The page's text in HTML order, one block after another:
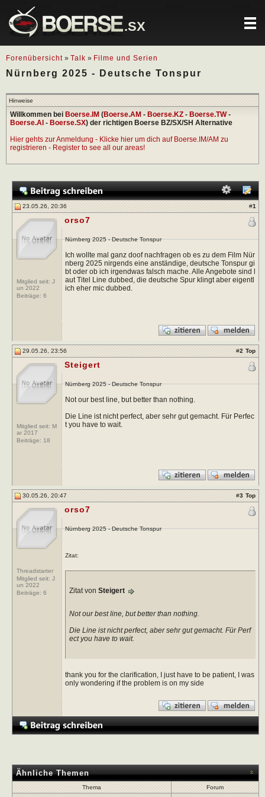
.SX
Forenübersicht » Talk » Filme und Serien
Nürnberg 2025 - Deutsche Tonspur
Hinweise
Willkommen bei Boerse.IM (Boerse.AM - Boerse.KZ - Boerse.TW-
Boerse.AI - Boerse.SX) der richtigen Boerse BZ/SX/SH Alternative
Hier gehts zur Anmeldung - Klicke hier um dich auf Boerse.IM/AM zu
registrieren - Register to see all our areas!
23.05.26, 20:36 #1
Mitglied seit: J
un 2022
Beiträge: 6
orso7
Nürnberg 2025 - Deutsche Tonspur
Ich wollte mal ganz doof nachfragen ob es zu dem Film Nür
nberg 2025 nirgends eine anständige, deutsche Tonspur gi
bt oder ob ich irgendwas falsch mache. Alle Angebote sind l
aut Titel Line dubbed, die deutsche Spur klingt aber eigentl
ich eher mic dubbed.
29.05.26, 23:56 #2 Top
Mitglied seit: M
ar 2017
Beiträge: 18
Steigert
Nürnberg 2025 - Deutsche Tonspur
Not our best line, but better than nothing.
Die Line ist nicht perfect, aber sehr gut gemacht. Für Perfec
t you have to wait.
30.05.26, 20:47 #3 Top
Threadstarter
Mitglied seit: J
un 2022
Beiträge: 6
orso7
Nürnberg 2025 - Deutsche Tonspur
Zitat:
Zitat von Steigert
Not our best line, but better than nothing.
Die Line ist nicht perfect, aber sehr gut gemacht. Für Perf
ect you have to wait.
thank you for the clarification, I just have to be patient, I was
only wondering if the problem is on my side
Ähnliche Themen
Thema
Forum